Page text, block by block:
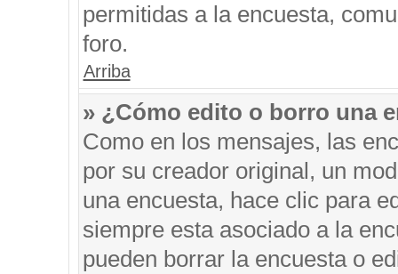
permitidas a la encuesta,
foro.
Arriba
» ¿Cómo edito o borro una
Como en los mensajes, las
por su creador original, un
una encuesta, hace clic para
siempre esta asociado a la
pueden borrar la encuesta o